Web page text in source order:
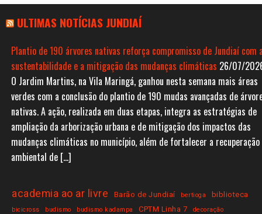
ULTIMAS NOTÍCIAS JUNDIAÍ
Plantio de 190 árvores nativas reforça compromisso de Jundiaí com
sustentabilidade e a mitigação das mudanças climáticas 26/07/
O Jardim Martins, na Vila Maringá, ganhou nesta semana mais áreas
verdes com a conclusão do plantio de 190 mudas avançadas de
nativas. A ação, realizada em duas etapas, integra as estratégias de
ampliação da arborização urbana e de mitigação dos impactos das
mudanças climáticas no município, além de fortalecer a recuperação
ambiental de […]
academia ao ar livre Barão de Jundiaí bertioga biblioteca
bicicross budismo budismo kadampa CPTM Linha 7 decoração